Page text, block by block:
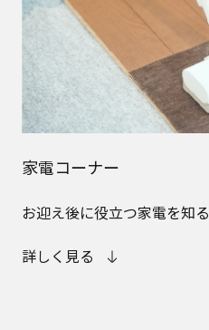
家電コーナー
お迎え後に役立つ家電を知る
詳しく見る